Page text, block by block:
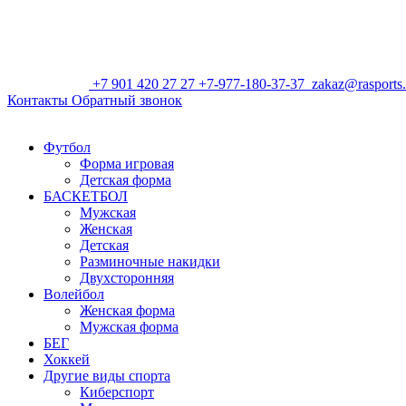
+7 901 420 27 27 +7-977-180-37-37
Контакты Обратный звонок
Футбол
Форма игровая
Детская форма
БАСКЕТБОЛ
Мужская
Женская
Детская
Разминочные накидки
Двухсторонняя
Волейбол
Женская форма
Мужская форма
БЕГ
Хоккей
Другие виды спорта
Киберспорт